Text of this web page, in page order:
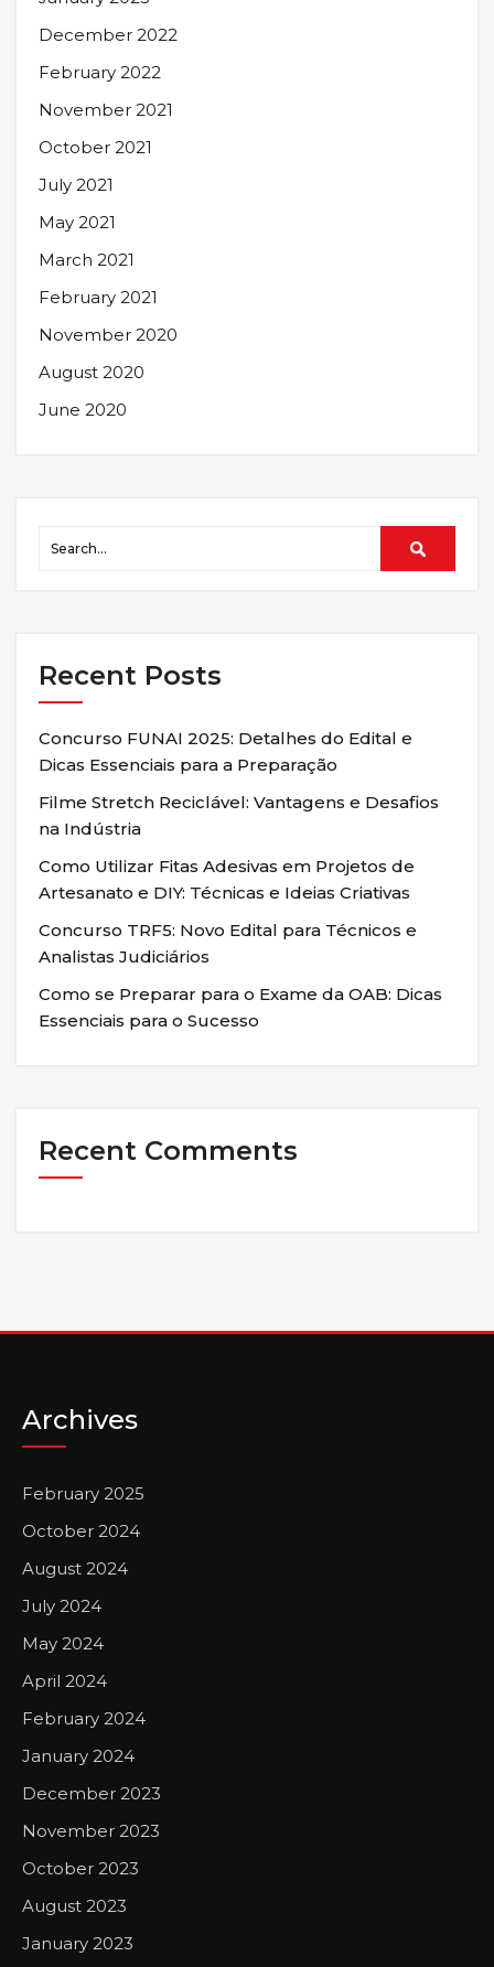
December 2022
February 2022
November 2021
October 2021
July 2021
May 2021
March 2021
February 2021
November 2020
August 2020
June 2020
Recent Posts
Concurso FUNAI 2025: Detalhes do Edital e
Dicas Essenciais para a Preparação
Filme Stretch Reciclável: Vantagens e Desafios
na Indústria
Como Utilizar Fitas Adesivas em Projetos de
Artesanato e DIY: Técnicas e Ideias Criativas
Concurso TRF5: Novo Edital para Técnicos e
Analistas Judiciários
Como se Preparar para o Exame da OAB: Dicas
Essenciais para o Sucesso
Recent Comments
Archives
February 2025
October 2024
August 2024
July 2024
May 2024
April 2024
February 2024
January 2024
December 2023
November 2023
October 2023
August 2023
January 2023